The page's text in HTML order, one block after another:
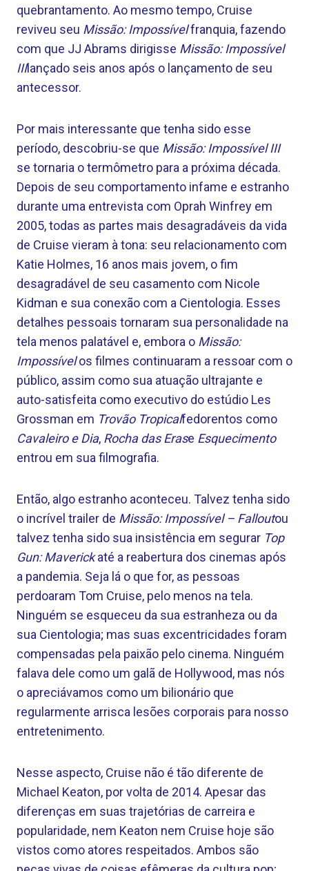
quebrantamento. Ao mesmo tempo, Cruise
reviveu seu Missão: Impossívelfranquia, fazendo
com que JJ Abrams dirigisse Missão: Impossível
IIIlançado seis anos após o lançamento de seu
antecessor.
Por mais interessante que tenha sido esse
período, descobriu-se que Missão: Impossível III
se tornaria o termômetro para a próxima década.
Depois de seu comportamento infame e estranho
durante uma entrevista com Oprah Winfrey em
2005, todas as partes mais desagradáveis ​​da vida
de Cruise vieram à tona: seu relacionamento com
Katie Holmes, 16 anos mais jovem, o fim
desagradável de seu casamento com Nicole
Kidman e sua conexão com a Cientologia. Esses
detalhes pessoais tornaram sua personalidade na
tela menos palatável e, embora o Missão:
Impossívelos filmes continuaram a ressoar com o
público, assim como sua atuação ultrajante e
auto-satisfeita como executivo do estúdio Les
Grossman em Trovão Tropicalfedorentos como
Cavaleiro e Dia, Rocha das Erase Esquecimento
entrou em sua filmografia.
Então, algo estranho aconteceu. Talvez tenha sido
o incrível trailer de Missão: Impossível – Falloutou
talvez tenha sido sua insistência em segurar Top
Gun: Maverickaté a reabertura dos cinemas após
a pandemia. Seja lá o que for, as pessoas
perdoaram Tom Cruise, pelo menos na tela.
Ninguém se esqueceu da sua estranheza ou da
sua Cientologia; mas suas excentricidades foram
compensadas pela paixão pelo cinema. Ninguém
falava dele como um galã de Hollywood, mas nós
o apreciávamos como um bilionário que
regularmente arrisca lesões corporais para nosso
entretenimento.
Nesse aspecto, Cruise não é tão diferente de
Michael Keaton, por volta de 2014. Apesar das
diferenças em suas trajetórias de carreira e
popularidade, nem Keaton nem Cruise hoje são
vistos como atores respeitados. Ambos são